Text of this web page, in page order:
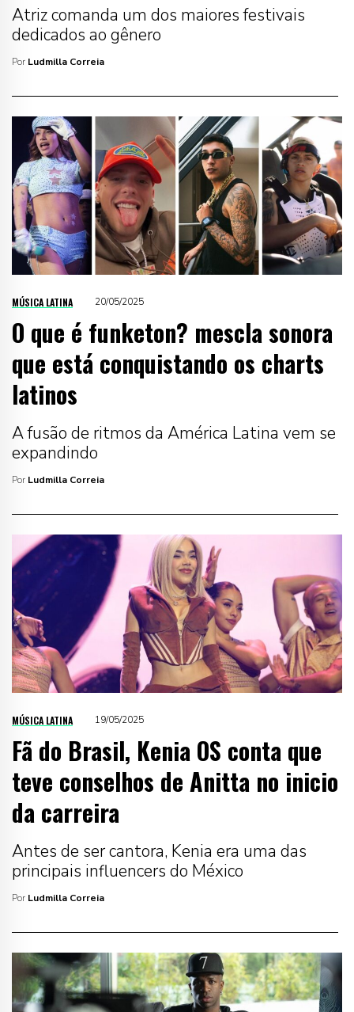
Atriz comanda um dos maiores festivais
dedicados ao gênero
Por Ludmilla Correia
MÚSICA LATINA 20/05/2025
O que é funketon? mescla sonora
que está conquistando os charts
latinos
A fusão de ritmos da América Latina vem se
expandindo
Por Ludmilla Correia
MÚSICA LATINA 19/05/2025
Fã do Brasil, Kenia OS conta que
teve conselhos de Anitta no inicio
da carreira
Antes de ser cantora, Kenia era uma das
principais influencers do México
Por Ludmilla Correia